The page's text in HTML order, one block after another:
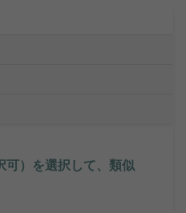
可）を選択して、類似